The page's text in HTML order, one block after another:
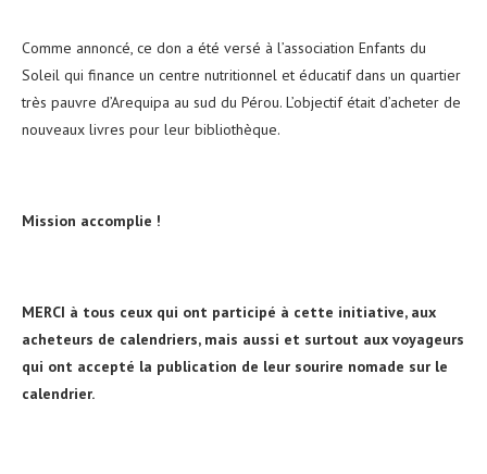
Comme annoncé, ce don a été versé à l’association Enfants du
Soleil qui finance un centre nutritionnel et éducatif dans un quartier
très pauvre d’Arequipa au sud du Pérou. L’objectif était d’acheter de
nouveaux livres pour leur bibliothèque.
Mission accomplie !
MERCI à tous ceux qui ont participé à cette initiative, aux
acheteurs de calendriers, mais aussi et surtout aux voyageurs
qui ont accepté la publication de leur sourire nomade sur le
calendrier.